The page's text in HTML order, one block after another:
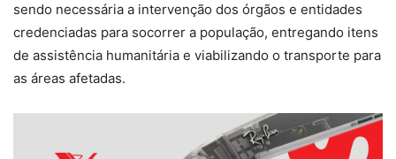
sendo necessária a intervenção dos órgãos e entidades
credenciadas para socorrer a população, entregando itens
de assistência humanitária e viabilizando o transporte para
as áreas afetadas.